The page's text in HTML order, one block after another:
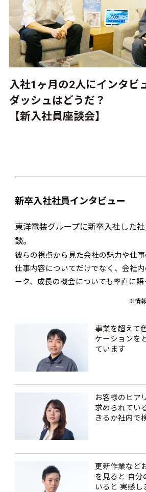
入社1ヶ月の2人にインタビ
ダッシュはどうだ？
【新入社員座談会】
新卒入社社員インタビュー
東洋電装グループに新卒入社した
談。
彼らの視点から見た会社の魅力や仕
仕事内容についてだけでなく、会社
ーク、成長の機会についても率直に語
※情報
事業を超えて
ケーションを
ています
お客様のヒア
求められてい
きるか社内で
更新作業など
を見ると 自分
いると 実感し